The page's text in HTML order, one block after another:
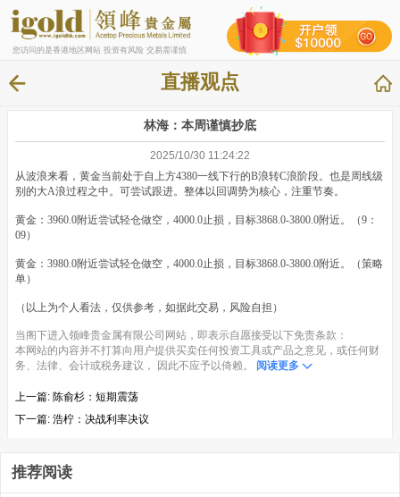
您访问的是香港地区网站 投资有风险 交易需谨慎
直播观点
林海：本周谨慎抄底
2025/10/30 11:24:22
从波浪来看，黄金当前处于自上方4380一线下行的B浪转C浪阶段。也是周线级
别的大A浪过程之中。可尝试跟进。整体以回调势为核心，注重节奏。
黄金：3960.0附近尝试轻仓做空，4000.0止损，目标3868.0-3800.0附近。（9：
09）
黄金：3980.0附近尝试轻仓做空，4000.0止损，目标3868.0-3800.0附近。（策略
单）
（以上为个人看法，仅供参考，如据此交易，风险自担）
当阁下进入领峰贵金属有限公司网站，即表示自愿接受以下免责条款：
本网站的内容并不打算向用户提供买卖任何投资工具或产品之意见，或任何财
务、法律、会计或税务建议， 因此不应予以倚赖。
阅读更多
上一篇: 陈俞杉：短期震荡
下一篇: 浩柠：决战利率决议
推荐阅读